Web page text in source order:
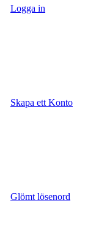
Logga in
Skapa ett Konto
Glömt lösenord